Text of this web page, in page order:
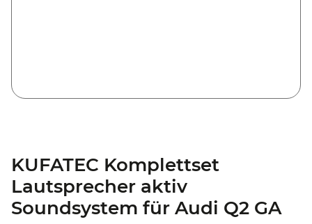
KUFATEC Komplettset
Lautsprecher aktiv
Soundsystem für Audi Q2 GA